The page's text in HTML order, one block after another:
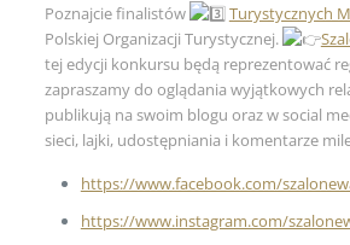
Poznajcie finalistów
Turystycznych
Polskiej Organizacji Turystycznej.
tej edycji konkursu będą reprezentować
zapraszamy do oglądania wyjątkowych
publikują na swoim blogu oraz w social
sieci, lajki, udostępniania i komentarze
https://www.facebook.com/
https://www.instagram.com/